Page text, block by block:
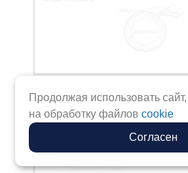
Продолжая использовать
на обработку файловcookie
Согласен